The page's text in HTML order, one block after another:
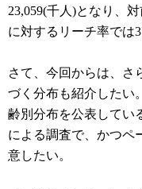
23,059(千人)となり、
に対するリーチ率では
さて、今回からは、さ
づく分布も紹介したい
齢別分布を公表してい
による調査で、かつペ
意したい。